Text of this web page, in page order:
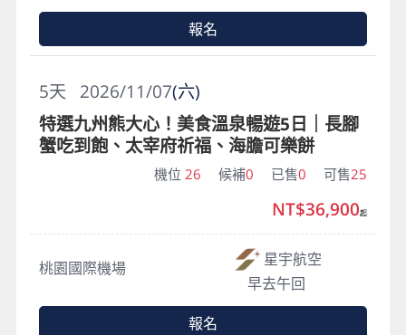
報名
2026/11/07(六)
5天
特選九州熊大心！美食溫泉暢遊5日｜長腳
蟹吃到飽、太宰府祈福、海膽可樂餅
機位 26 候補0 已售0 可售25
桃園國際機場
星宇航空
早去午回
NT$36,900起
報名